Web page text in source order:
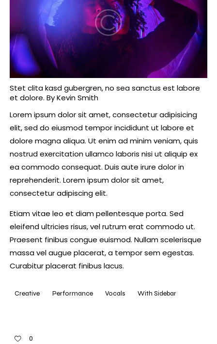
Stet clita kasd gubergren, no sea sanctus est labore
et dolore. ByKevin Smith
Lorem ipsum dolor sit amet, consectetur adipisicing
elit, sed do eiusmod tempor incididunt ut labore et
dolore magna aliqua. Ut enim ad minim veniam, quis
nostrud exercitation ullamco laboris nisi ut aliquip ex
ea commodo consequat. Duis aute irure dolor in
reprehenderit. Lorem ipsum dolor sit amet,
consectetur adipiscing elit.
Etiam vitae leo et diam pellentesque porta. Sed
eleifend ultricies risus, vel rutrum erat commodo ut.
Praesent finibus congue euismod. Nullam scelerisque
massa vel augue placerat, a tempor sem egestas.
Curabitur placerat finibus lacus.
Creative Performance Vocals With Sidebar
0